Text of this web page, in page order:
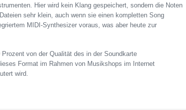
Hier wird kein Klang gespeichert, sondern die Noten
sehr klein, auch wenn sie einen kompletten Song
MIDI-Synthesizer voraus, was aber heute zur
von der Qualität des in der Soundkarte
Format im Rahmen von Musikshops im Internet
wird.